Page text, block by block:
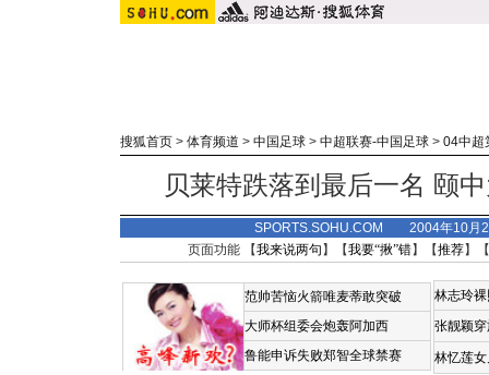
搜狐首页 > 体育频道 > 中国足球 > 中超联赛-中国足球 > 04中超
贝莱特跌落到最后一名 颐
SPORTS.SOHU.COM 2004年10月
页面功能 【我来说两句 】【我要“揪”错】【推荐】
范帅苦恼火箭唯麦蒂敢突破
大师杯组委会炮轰阿加西
鲁能申诉失败郑智全球禁赛
林志玲
张靓颖
林忆莲